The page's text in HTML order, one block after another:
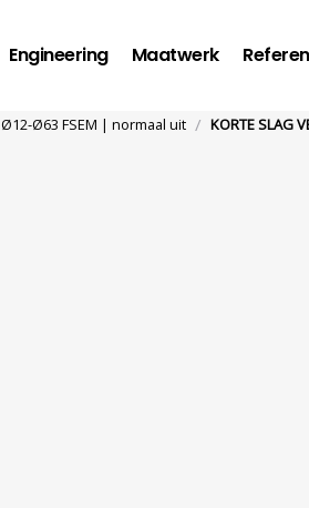
Engineering Maatwerk
Ø12-Ø63 FSEM | normaal uit / KORTE SLAG